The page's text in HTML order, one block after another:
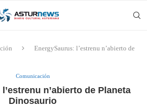
EnergySaurus: l’estrenu n’abierto de
Comunicación
n’abierto de Planeta
Dinosaurio